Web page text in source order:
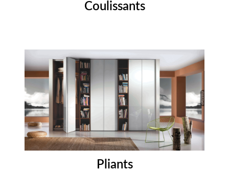
Coulissants
Pliants